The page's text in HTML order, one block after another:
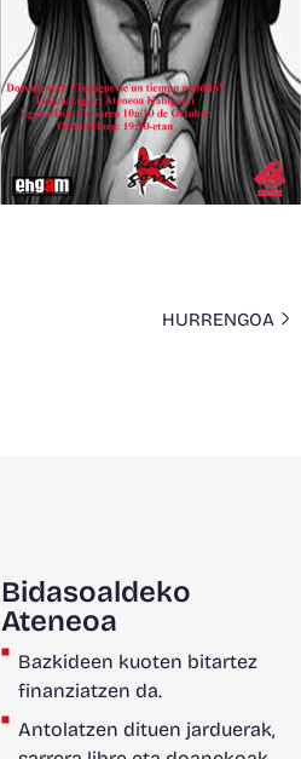
HURRENGOA
Bidasoaldeko
Ateneoa
Bazkideen kuoten bitartez
finanziatzen da.
Antolatzen dituen jarduerak,